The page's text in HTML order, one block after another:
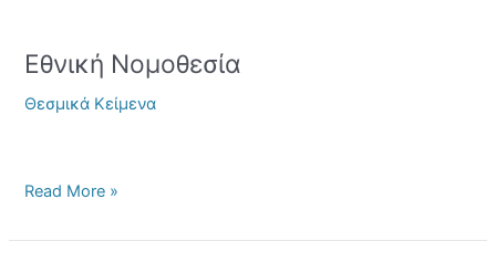
Εθνική Νομοθεσία
Θεσμικά Κείμενα
Εθνική
Νομοθεσία
Read More »